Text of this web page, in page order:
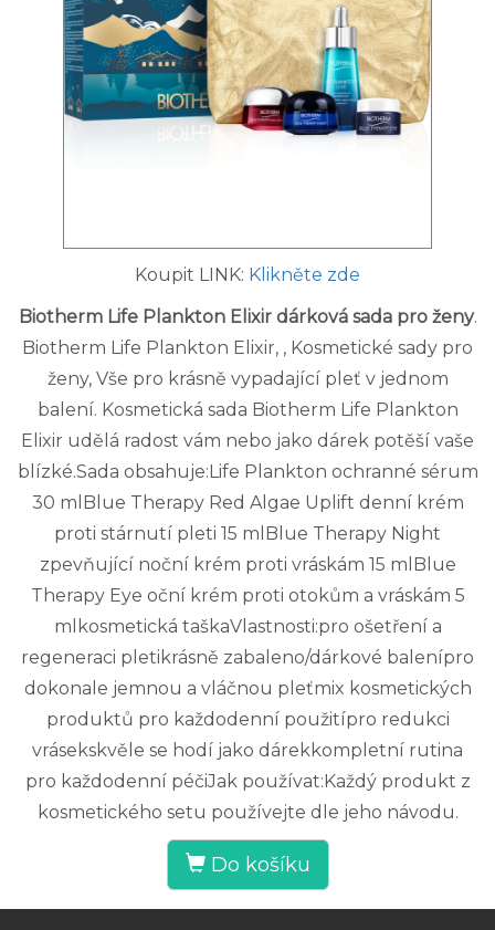
Koupit LINK: Klikněte zde
Biotherm Life Plankton Elixir dárková sada pro ženy.
Biotherm Life Plankton Elixir, , Kosmetické sady pro
ženy, Vše pro krásně vypadající pleť v jednom
balení. Kosmetická sada Biotherm Life Plankton
Elixir udělá radost vám nebo jako dárek potěší vaše
blízké.Sada obsahuje:Life Plankton ochranné sérum
30 mlBlue Therapy Red Algae Uplift denní krém
proti stárnutí pleti 15 mlBlue Therapy Night
zpevňující noční krém proti vráskám 15 mlBlue
Therapy Eye oční krém proti otokům a vráskám 5
mlkosmetická taškaVlastnosti:pro ošetření a
regeneraci pletikrásně zabaleno/dárkové balenípro
dokonale jemnou a vláčnou pleťmix kosmetických
produktů pro každodenní použitípro redukci
vrásekskvěle se hodí jako dárekkompletní rutina
pro každodenní péčiJak používat:Každý produkt z
kosmetického setu používejte dle jeho návodu.
Do košíku